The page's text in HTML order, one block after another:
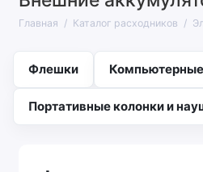
Главная Каталог расходников
Флешки
Портативные колонки и